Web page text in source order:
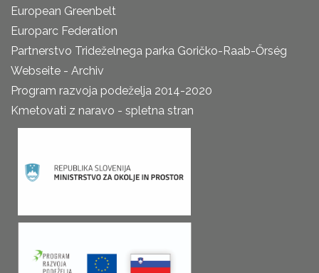
European Greenbelt
Europarc Federation
Partnerstvo Trideželnega parka Goričko-Raab-Őrség
Webseite - Archiv
Program razvoja podeželja 2014-2020
Kmetovati z naravo - spletna stran